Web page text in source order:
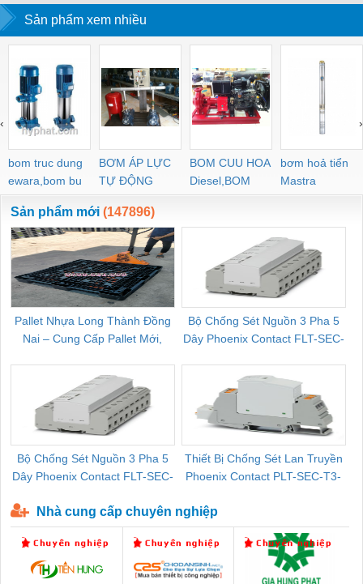
POWER SUPPLY 1-
PHASE
Sản phẩm xem nhiều
bom truc dung
ewara,bom bu
ewara
BƠM ÁP LỰC
TỰ ĐỘNG
BOM CUU HOA
Diesel,BOM
CHUA CHAY
bơm hoả tiển
Mastra
‹ ›
Sản phẩm mới (147896)
Pallet Nhựa Long Thành Đồng
Nai – Cung Cấp Pallet Mới,
Bộ Chống Sét Nguồn 3 Pha 5
Dây Phoenix Contact FLT-SEC-
Bộ Chống Sét Nguồn 3 Pha 5
Dây Phoenix Contact FLT-SEC-
Thiết Bị Chống Sét Lan Truyền
Phoenix Contact PLT-SEC-T3-
Nhà cung cấp chuyên nghiệp